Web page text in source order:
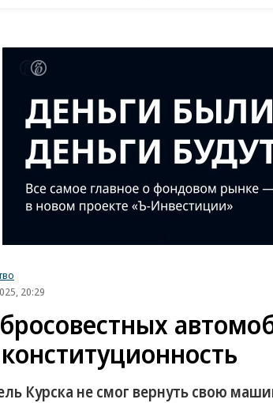
20:29
Курска не смог вернуть свою